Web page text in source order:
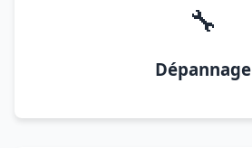
🔧
Dépannage